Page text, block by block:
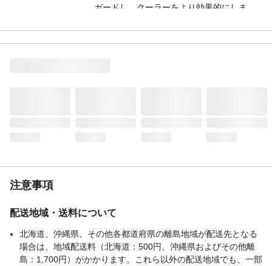
ガードし、クーラーをより効果的にしま
的にします。
注意事項
配送地域・送料について
北海道、沖縄県、その他各都道府県の離島地域が配送先となる
場合は、地域配送料（北海道：500円、沖縄県およびその他離
島：1,700円）がかかります。これら以外の配送地域でも、一部